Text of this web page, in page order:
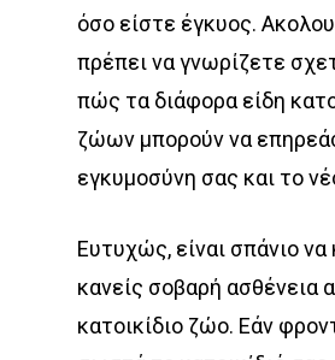
όσο είστε έγκυος.
πρέπει να γνωρίζετε
πώς τα διάφορα είδη
ζώων μπορούν να
εγκυμοσύνη σας και το
Ευτυχώς, είναι σπάνιο να
κανείς σοβαρή ασθένεια
κατοικίδιο ζώο. Εάν